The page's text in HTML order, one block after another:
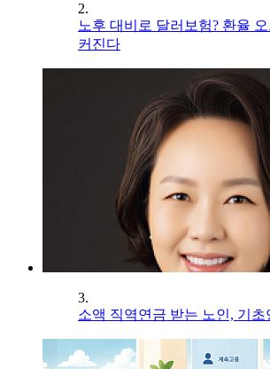
2.
노후 대비로 달러보험? 환율
커진다
3.
소액 직역연금 받는 노인, 기